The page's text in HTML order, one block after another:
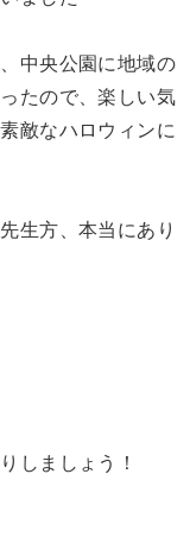
中央公園に地域の
たので、楽しい気
敵なハロウィンに
生方、本当にあり
しましょう！